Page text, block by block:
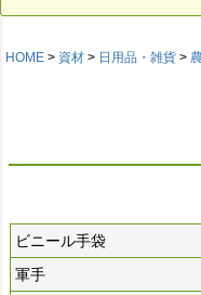
HOME 資材 日用品・雑貨
ビニール手袋
軍手